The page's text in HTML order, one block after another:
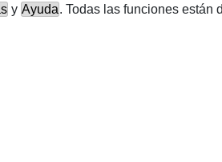
y Ayuda. Todas las funciones están